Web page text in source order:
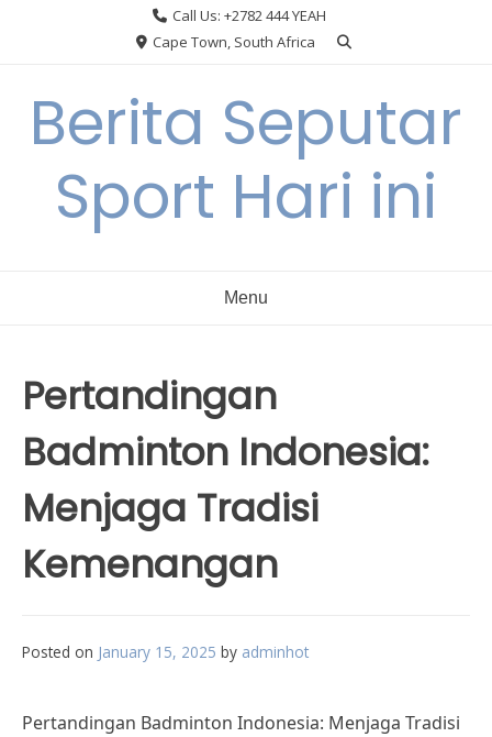
Call Us: +2782 444 YEAH
Cape Town, South Africa
Berita Seputar
Sport Hari ini
Menu
Pertandingan
Badminton Indonesia:
Menjaga Tradisi
Kemenangan
Posted on January 15, 2025 by adminhot
Pertandingan Badminton Indonesia: Menjaga Tradisi